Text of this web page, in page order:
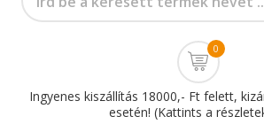
0
Ingyenes kiszállítás 18000,- Ft felett,
esetén! (Kattints a